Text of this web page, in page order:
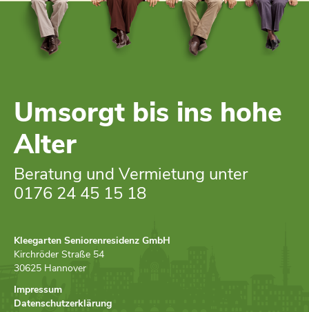
Umsorgt bis ins hohe
Alter
Beratung und Vermietung unter
0176 24 45 15 18
Kleegarten Seniorenresidenz GmbH
Kirchröder Straße 54
30625 Hannover
Impressum
Datenschutzerklärung